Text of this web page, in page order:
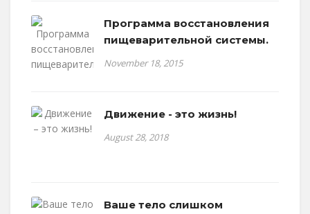
Программа восстановления
пищеварительной системы.
November 18, 2015
Движение - это жизнь!
August 28, 2018
Ваше тело слишком